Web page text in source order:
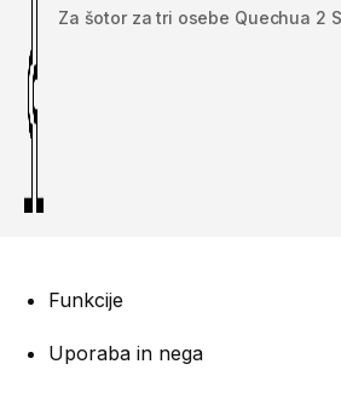
Za šotor za tri osebe Quechua 2
Funkcije
Uporaba in nega